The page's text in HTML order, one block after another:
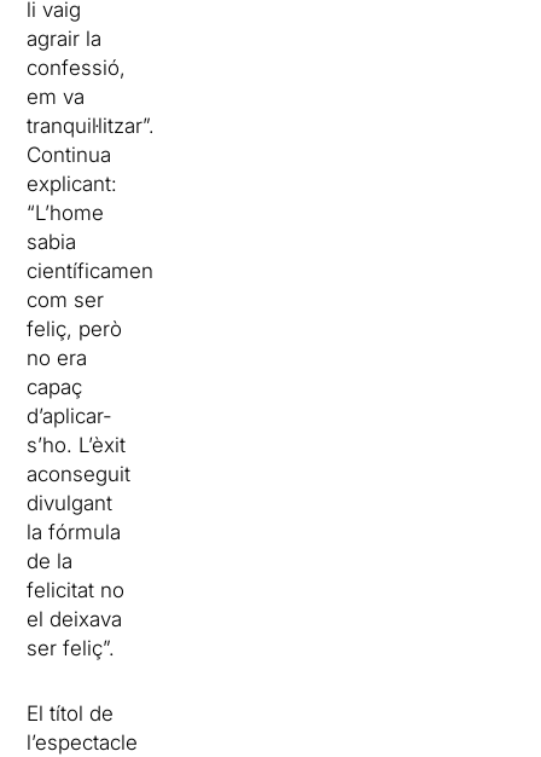
li vaig
agrair la
confessió,
em va
tranquil·litzar”.
Continua
explicant:
“L’home
sabia
científicament
com ser
feliç, però
no era
capaç
d’aplicar-
s’ho. L’èxit
aconseguit
divulgant
la fórmula
de la
felicitat no
el deixava
ser feliç”.
El títol de
l’espectacle